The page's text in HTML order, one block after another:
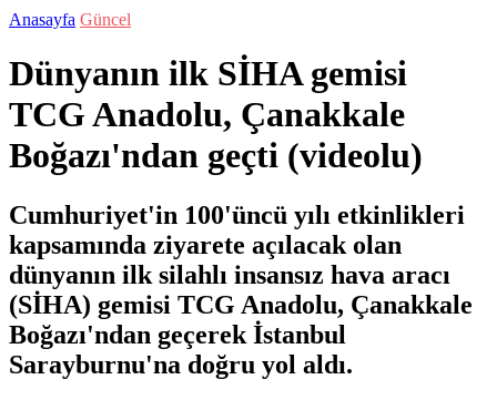
Anasayfa Güncel
Dünyanın ilk SİHA gemisi
TCG Anadolu, Çanakkale
Boğazı'ndan geçti (videolu)
Cumhuriyet'in 100'üncü yılı etkinlikleri
kapsamında ziyarete açılacak olan
dünyanın ilk silahlı insansız hava aracı
(SİHA) gemisi TCG Anadolu, Çanakkale
Boğazı'ndan geçerek İstanbul
Sarayburnu'na doğru yol aldı.